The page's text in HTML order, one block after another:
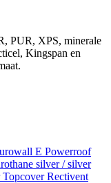
PUR, XPS, minerale
Kingspan en
E Powerroof
silver / silver
TopcoverRectivent